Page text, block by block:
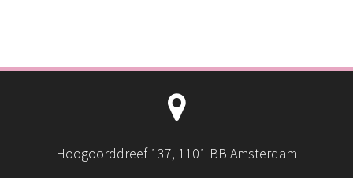
Hoogoorddreef 137, 1101 BB Amsterdam